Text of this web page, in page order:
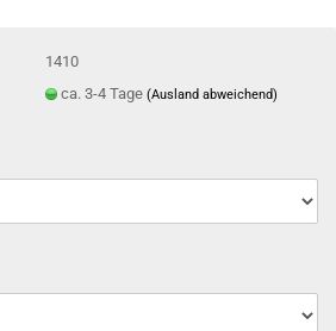
1410
ca. 3-4 Tage(Ausland abweichend)